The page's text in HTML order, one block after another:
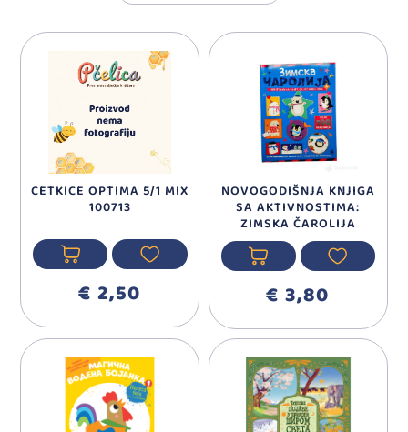
CETKICE OPTIMA 5/1 MIX
100713
€ 2,50
NOVOGODIŠNJA KNJIGA
SA AKTIVNOSTIMA:
ZIMSKA ČAROLIJA
€ 3,80